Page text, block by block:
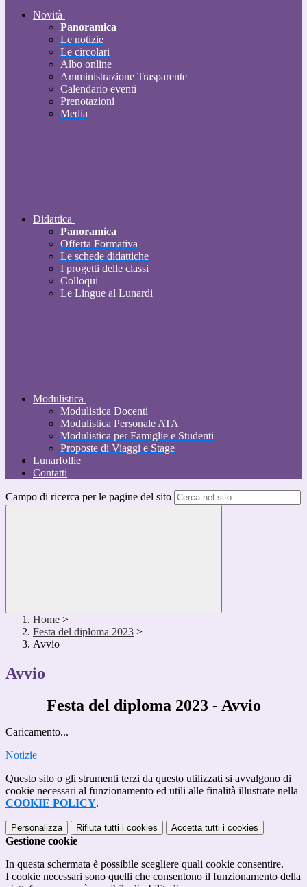
Novità
Panoramica
Le notizie
Le circolari
Albo online
Amministrazione Trasparente
Calendario eventi
Prenotazioni
Media
Didattica
Panoramica
Offerta Formativa
Le schede didattiche
I progetti delle classi
Colloqui
Le Lingue al Lunardi
Modulistica
Modulistica Docenti
Modulistica Personale ATA
Modulistica per Famiglie e Studenti
Proposte di Viaggi e Stage
Lunarfollie
Contatti
Campo di ricerca per le pagine del sito
Home >
Festa del diploma 2023 >
Avvio
Avvio
Festa del diploma 2023 - Avvio
Caricamento...
Notizie
Questo sito o gli strumenti terzi da questo utilizzati si avvalgono di
cookie necessari al funzionamento ed utili alle finalità illustrate nella
COOKIE POLICY.
Personalizza Rifiuta tutti i cookies Accetta tutti i cookies
Gestione cookie
In questa schermata è possibile scegliere quali cookie consentire.
I cookie necessari sono quelli che consentono il funzionamento della